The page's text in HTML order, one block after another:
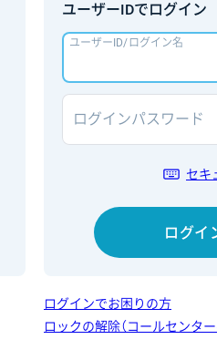
ユーザーIDでログイン
ユーザーID/ログイン名
ログインパスワード
セキ
ログイ
ログインでお困りの方
ロックの解除（コールセンタ